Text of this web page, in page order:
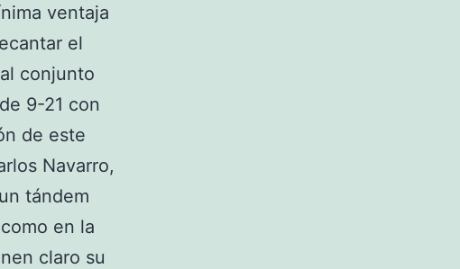
ventaja
el
conjunto
9-21 con
de este
Navarro,
tándem
en la
claro su